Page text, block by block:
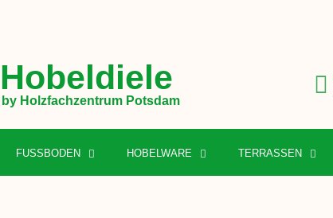
Hobeldiele
by Holzfachzentrum Potsdam
FUSSBODEN HOBELWARE TERRASSEN